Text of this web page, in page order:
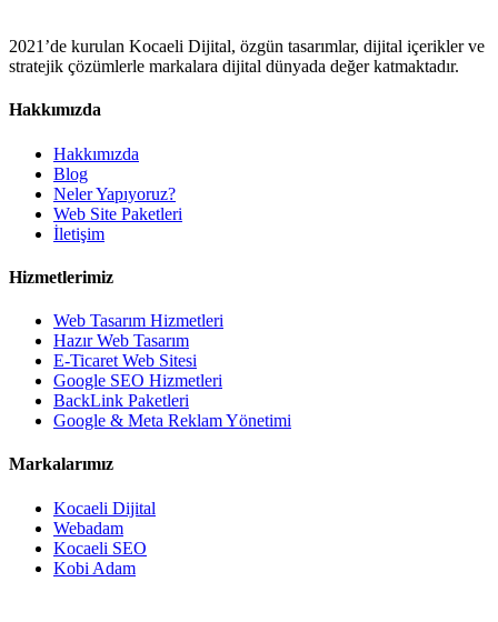
2021’de kurulan Kocaeli Dijital, özgün tasarımlar, dijital içerikler ve
stratejik çözümlerle markalara dijital dünyada değer katmaktadır.
Hakkımızda
Hakkımızda
Blog
Neler Yapıyoruz?
Web Site Paketleri
İletişim
Hizmetlerimiz
Web Tasarım Hizmetleri
Hazır Web Tasarım
E-Ticaret Web Sitesi
Google SEO Hizmetleri
BackLink Paketleri
Google & Meta Reklam Yönetimi
Markalarımız
Kocaeli Dijital
Webadam
Kocaeli SEO
Kobi Adam